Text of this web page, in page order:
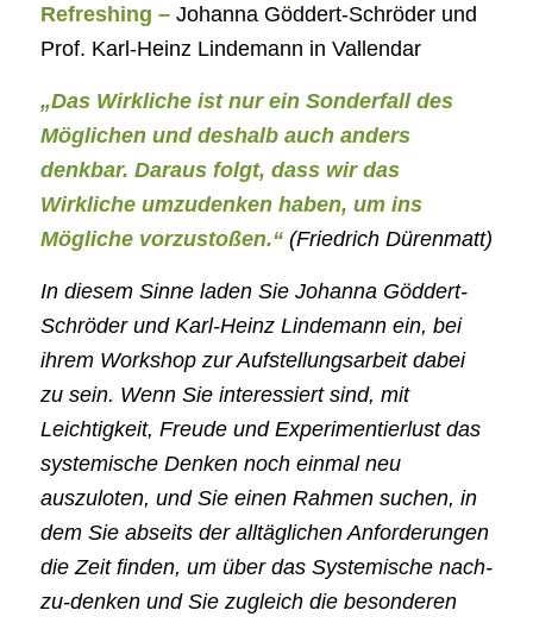
Refreshing –Johanna Göddert-Schröder und
Prof. Karl-Heinz Lindemann in Vallendar
„Das Wirkliche ist nur ein Sonderfall des
Möglichen und deshalb auch anders
denkbar. Daraus folgt, dass wir das
Wirkliche umzudenken haben, um ins
Mögliche vorzustoßen.“ (Friedrich Dürenmatt)
In diesem Sinne laden Sie Johanna Göddert-
Schröder und Karl-Heinz Lindemann ein, bei
ihrem Workshop zur Aufstellungsarbeit dabei
zu sein. Wenn Sie interessiert sind, mit
Leichtigkeit, Freude und Experimentierlust das
systemische Denken noch einmal neu
auszuloten, und Sie einen Rahmen suchen, in
dem Sie abseits der alltäglichen Anforderungen
die Zeit finden, um über das Systemische nach-
zu-denken und Sie zugleich die besonderen